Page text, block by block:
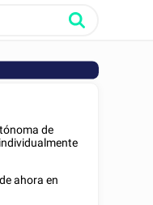
de
ahora en